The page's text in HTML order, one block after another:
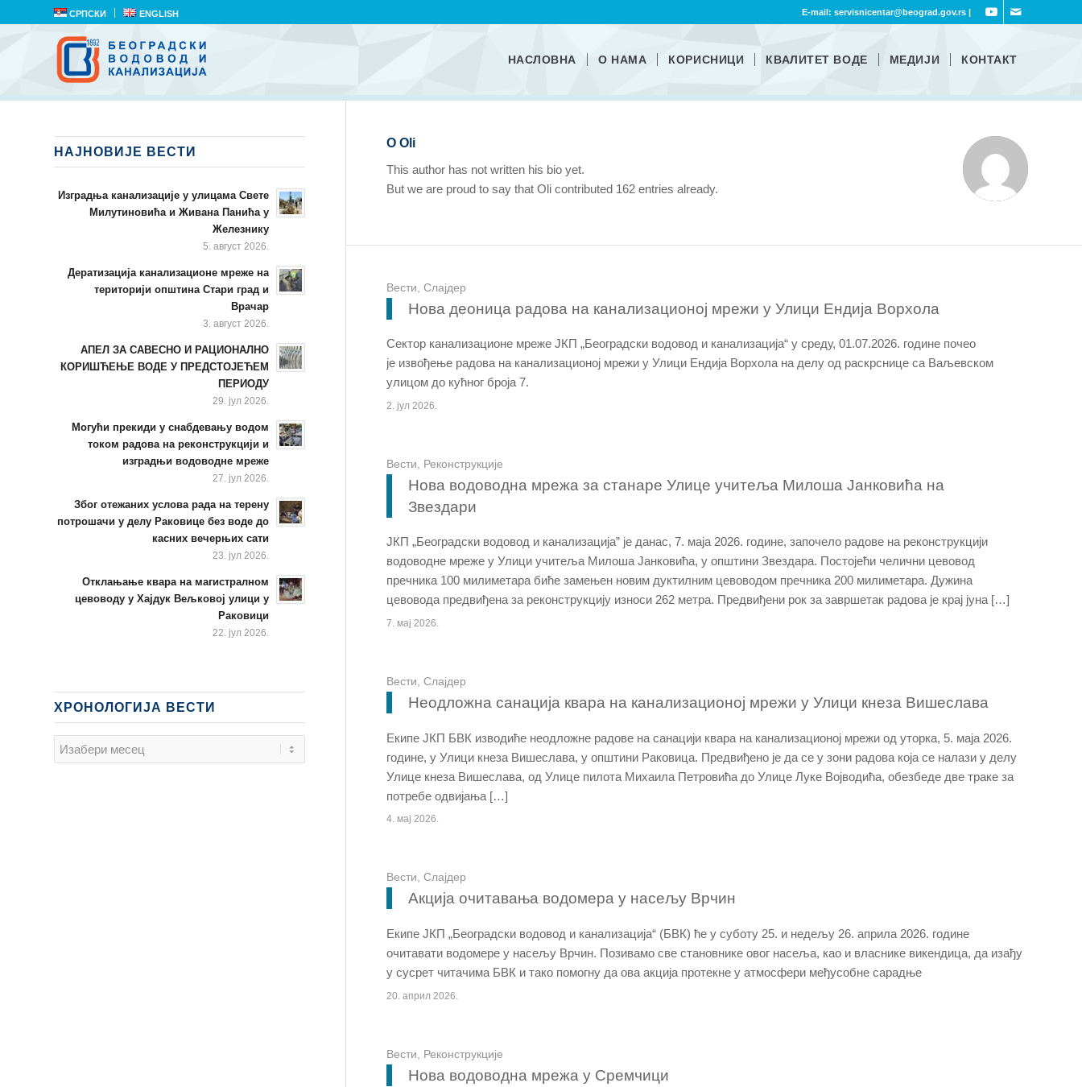
СРПСКИ ENGLISH E-mail: servisnicentar@beograd.gov.rs |
НАСЛОВНА О НАМА КОРИСНИЦИ КВАЛИТЕТ ВОДЕ МЕДИЈИ КОНТАКТ
О Oli
This author has not written his bio yet.
But we are proud to say that Oli contributed 162 entries already.
Вести Слајдер
Нова деоница радова на канализационој мрежи у Улици Ендија Ворхола
Сектор канализационе мреже ЈКП „Београдски водовод и канализација“ у среду, 01.07.2026. године почео
је извођење радова на канализационој мрежи у Улици Ендија Ворхола на делу од раскрснице са Ваљевском
улицом до кућног броја 7.
2. јул 2026.
Вести Реконструкције
Нова водоводна мрежа за станаре Улице учитеља Милоша Јанковића на
Звездари
ЈКП „Београдски водовод и канализација” је данас, 7. маја 2026. године, започело радове на реконструкцији
водоводне мреже у Улици учитеља Милоша Јанковића, у општини Звездара. Постојећи челични цевовод
пречника 100 милиметара биће замењен новим дуктилним цевоводом пречника 200 милиметара. Дужина
цевовода предвиђена за реконструкцију износи 262 метра. Предвиђени рок за завршетак радова је крај јуна […]
7. мај 2026.
Вести, Слајдер
Неодложна санација квара на канализационој мрежи у Улици кнеза Вишеслава
Екипе ЈКП БВК изводиће неодложне радове на санацији квара на канализационој мрежи од уторка, 5. маја 2026.
године, у Улици кнеза Вишеслава, у општини Раковица. Предвиђено је да се у зони радова која се налази у делу
Улице кнеза Вишеслава, од Улице пилота Михаила Петровића до Улице Луке Војводића, обезбеде две траке за
потребе одвијања […]
4. мај 2026.
Вести, Слајдер
Акција очитавања водомера у насељу Врчин
Екипе ЈКП „Београдски водовод и канализација“ (БВК) ће у суботу 25. и недељу 26. априла 2026. године
очитавати водомере у насељу Врчин. Позивамо све становнике овог насеља, као и власнике викендица, да изађу
у сусрет читачима БВК и тако помогну да ова акција протекне у атмосфери међусобне сарадње
20. април 2026.
Вести Реконструкције
Нова водоводна мрежа у Сремчици
НАЈНОВИЈЕ ВЕСТИ
Изградња канализације у улицама Свете
Милутиновића и Живана Панића у
Железнику
5. август 2026.
Дератизација канализационе мреже на
територији општина Стари град и
Врачар
3. август 2026.
АПЕЛ ЗА САВЕСНО И РАЦИОНАЛНО
КОРИШЋЕЊЕ ВОДЕ У ПРЕДСТОЈЕЋЕМ
ПЕРИОДУ
29. јул 2026.
Могући прекиди у снабдевању водом
током радова на реконструкцији и
изградњи водоводне мреже
27. јул 2026.
Због отежаних услова рада на терену
потрошачи у делу Раковице без воде до
касних вечерњих сати
23. јул 2026.
Отклањање квара на магистралном
цевоводу у Хајдук Вељковој улици у
Раковици
22. јул 2026.
ХРОНОЛОГИЈА ВЕСТИ